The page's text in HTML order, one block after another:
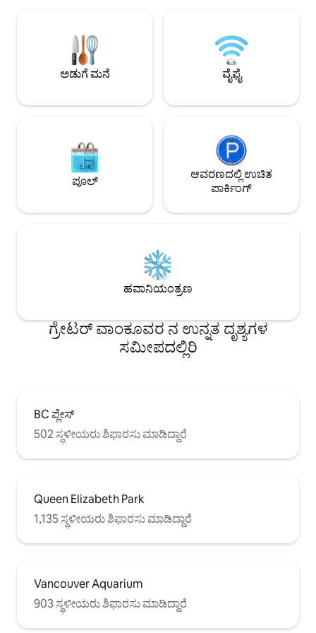
ಬೊಟಿಕ್ ಅಂಗಡಿಗಳಿಂದ ಕೆಲವೇ ಹೆಜ್ಜೆಗಳ
ದೂರದಲ್ಲಿದ್ದೀರಿ. ಮತ್ತು ಸ್ಕೈಟ್ರೇನ್ ಕೇವಲ 7 ನಿಮಿಷಗಳ
ನಡಿಗೆ ದೂರದಲ್ಲಿದೆ. ಆಧುನಿಕ ಶೈಲಿಯು
ಆರಾಮದಾಯಕವಾದ ಉಷ್ಣತೆಯನ್ನು ಪೂರೈಸುವಲ್ಲಿ,
ನೋಡುತ್ತೇವೆ!
ಫೆರ್ರಿಯಿಂದ 45
ದೂರದಲ್ಲಿದ್ದೇವೆ
ವಾಹನವನ್ನು ತರುವಂತೆ
ಮಕ್ಕಳಿಗೆ ಸೂಕ್ತವಲ್ಲ
ಅಡುಗೆ ಮನೆ ವೈಫೈ
ಪೂಲ್
ಆವರಣದಲ್ಲಿ ಉಚಿತ
ಪಾರ್ಕಿಂಗ್
ಹವಾನಿಯಂತ್ರಣ
ಗ್ರೇಟರ್ ವಾಂಕೂವರ ನ ಉನ್ನತ ದೃಶ್ಯಗಳ
ಸಮೀಪದಲ್ಲಿರಿ
BC ಪ್ಲೇಸ್
502 ಸ್ಥಳೀಯರು ಶಿಫಾರಸು ಮಾಡಿದ್ದಾರೆ
Queen Elizabeth Park
1,135 ಸ್ಥಳೀಯರು ಶಿಫಾರಸು ಮಾಡಿದ್ದಾರೆ
Vancouver Aquarium
903 ಸ್ಥಳೀಯರು ಶಿಫಾರಸು ಮಾಡಿದ್ದಾರೆ